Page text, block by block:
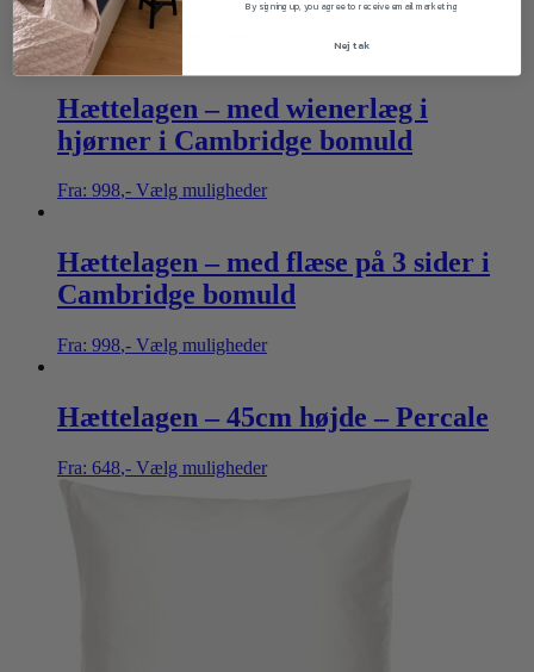
Fra:398 Vælg muligheder
Hættelagen – med wienerlæg i
hjørner i Cambridge bomuld
Fra: 998,- Vælg muligheder
Hættelagen – med flæse på 3 sider i
Cambridge bomuld
Fra: 998,- Vælg muligheder
Hættelagen – 45cm højde – Percale
Fra: 648,- Vælg muligheder
By signing up, you agree to receive email marketing
Nej tak